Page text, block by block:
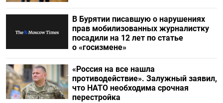
В Бурятии писавшую о нарушениях
прав мобилизованных журналистку
посадили на 12 лет по статье
о «госизмене»
«Россия на все нашла
противодействие». Залужный заявил,
что НАТО необходима срочная
перестройка